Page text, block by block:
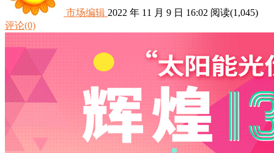
市场编辑 2022 年 11 月 9 日 16:02 阅读(1,045)
评论(0)